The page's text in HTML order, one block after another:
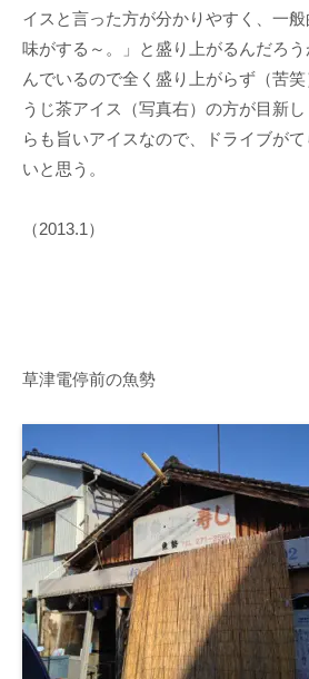
イスと言った方が分かりやすく、一
味がする～。」と盛り上がるんだろ
んでいるので全く盛り上がらず（苦
うじ茶アイス（写真右）の方が目新
らも旨いアイスなので、ドライブが
いと思う。
（2013.1）
草津電停前の魚勢